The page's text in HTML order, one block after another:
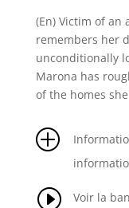
(En) Victim of an
remembers her
unconditionally
Marona has
of the homes
P
I Voir la